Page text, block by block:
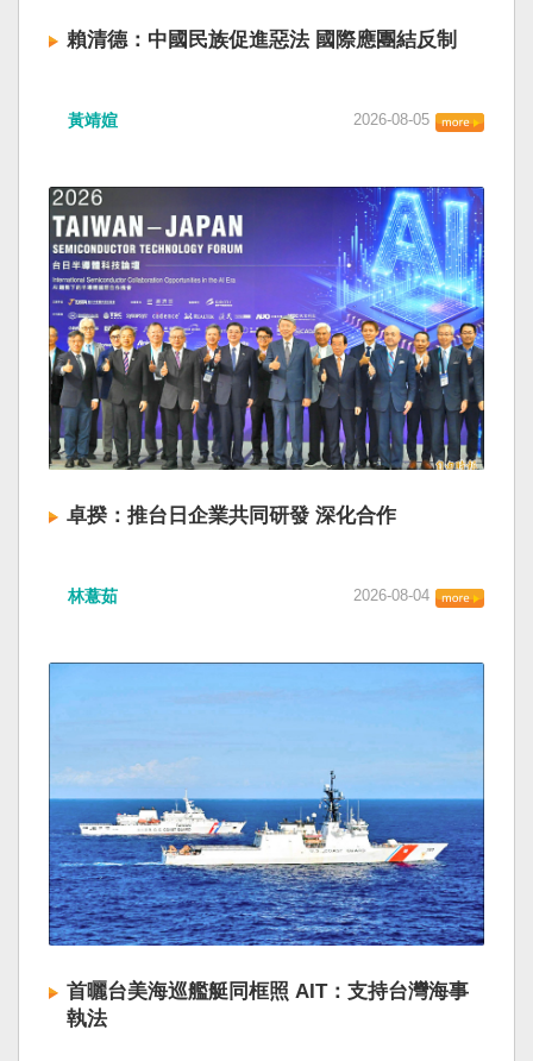
賴清德：中國民族促進惡法 國際應團結反制
黃靖媗 2026-08-05
卓揆：推台日企業共同研發 深化合作
林薏茹 2026-08-04
首曬台美海巡艦艇同框照 AIT：支持台灣海事
執法